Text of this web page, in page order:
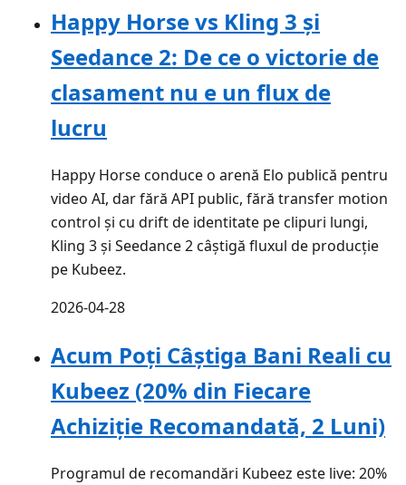
Happy Horse vs Kling 3 și
Seedance 2: De ce o victorie de
clasament nu e un flux de
lucru
Happy Horse conduce o arenă Elo publică pentru
video AI, dar fără API public, fără transfer motion
control și cu drift de identitate pe clipuri lungi,
Kling 3 și Seedance 2 câștigă fluxul de producție
pe Kubeez.
2026-04-28
Acum Poți Câștiga Bani Reali cu
Kubeez (20% din Fiecare
Achiziție Recomandată, 2 Luni)
Programul de recomandări Kubeez este live: 20%